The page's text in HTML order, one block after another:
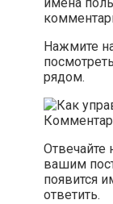
Нажмите
рядом.
Отвечайте
вашим
появится
ответить.